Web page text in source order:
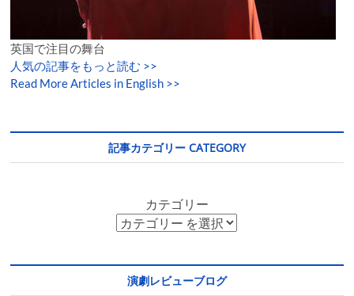
英国で注目の舞台
人気の記事をもっと読む >>
Read More Articles in English >>
記事カテゴリー CATEGORY
カテゴリー
演劇レビューブログ